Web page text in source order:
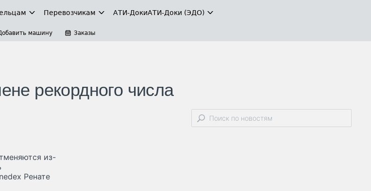
Перевозчикам АТИ-ДокиАТИ-Доки (ЭДО)
машину Заказы
рекордного числа
из-
Ренате